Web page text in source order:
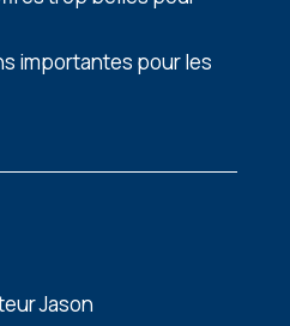
importantes pour les
Jason